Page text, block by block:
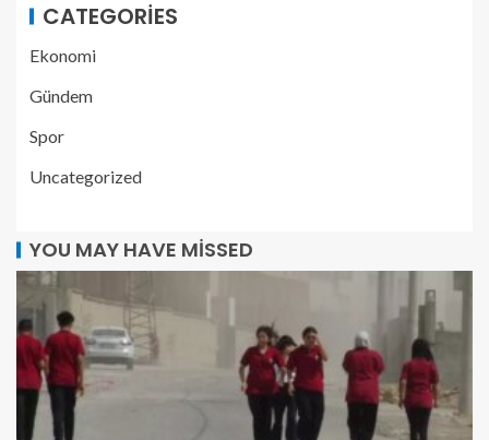
CATEGORIES
Ekonomi
Gündem
Spor
Uncategorized
YOU MAY HAVE MISSED